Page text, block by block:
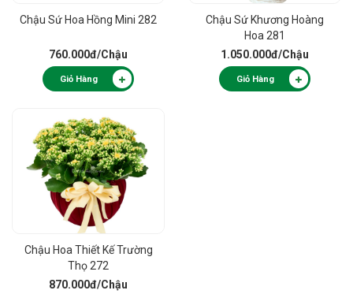
Chậu Sứ Hoa Hồng Mini 282
760.000đ/Chậu
Giỏ Hàng
Chậu Sứ Khương Hoàng
Hoa 281
1.050.000đ/Chậu
Giỏ Hàng
Chậu Hoa Thiết Kế Trường
Thọ 272
870.000đ/Chậu